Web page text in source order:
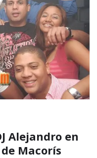
Alejandro en
Macorís